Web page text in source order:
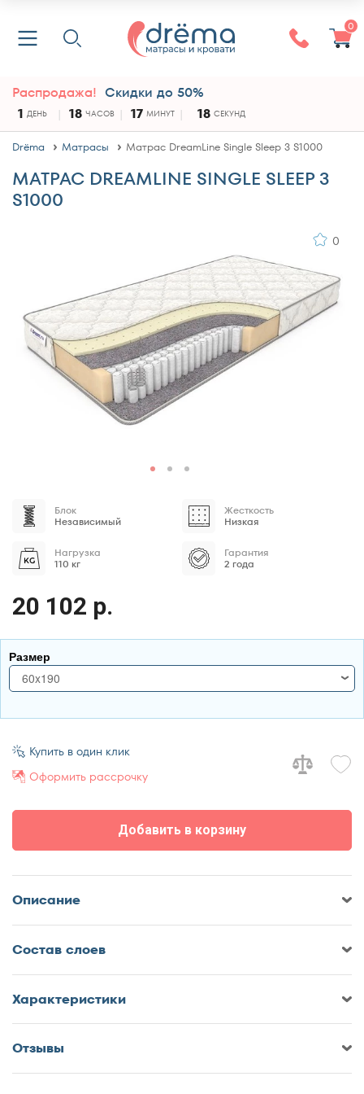
0
Распродажа! Скидки до 50%
1 ДЕНЬ 18 ЧАСОВ 17 МИНУТ 18 СЕКУНД
Drёma Матрасы Матрас DreamLine Single Sleep 3 S1000
МАТРАС DREAMLINE SINGLE SLEEP 3
S1000
0
Блок
Независимый
Жесткость
Низкая
Нагрузка
110 кг
Гарантия
2 года
20 102 р.
Размер
60x190
60x190
70x170
70x180
70x190
75x190
75x200
80x180
80x185
80x186
80x190
Добавить в корзину
Купить в один клик
Оформить рассрочку
Описание
Cостав слоев
Характеристики
Отзывы
Оставить отзыв о Матрас